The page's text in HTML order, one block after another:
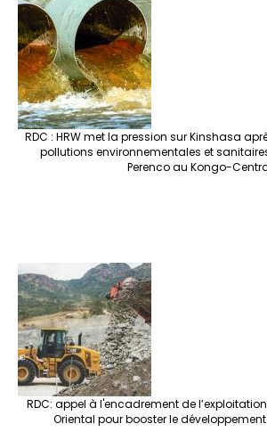
RDC : HRW met la pression sur Kinshasa
pollutions environnementales et
Perenco au Kongo-
RDC: appel à l'encadrement de
Oriental pour booster le